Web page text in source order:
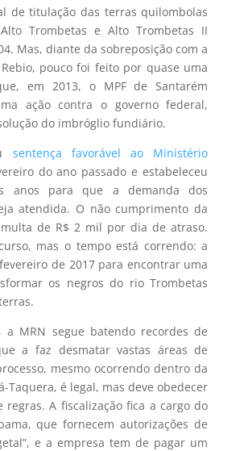
de titulação das terras quilombolas
Trombetas e Alto Trombetas II
Mas, diante da sobreposição com a
pouco foi feito por quase uma
em 2013, o MPF de Santarém
ação contra o governo federal,
do imbróglio fundiário.
sentença favorável ao Ministério
do ano passado e estabeleceu
anos para que a demanda dos
atendida. O não cumprimento da
de R$ 2 mil por dia de atraso.
mas o tempo está correndo: a
de 2017 para encontrar uma
os negros do rio Trombetas
a MRN segue batendo recordes de
a faz desmatar vastas áreas de
mesmo ocorrendo dentro da
Taquera, é legal, mas deve obedecer
regras. A fiscalização fica a cargo do
que fornecem autorizações de
e a empresa tem de pagar um